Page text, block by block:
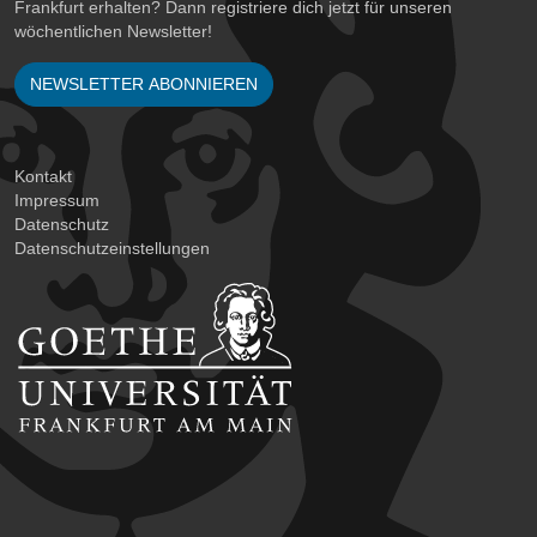
Frankfurt erhalten? Dann registriere dich jetzt für unseren
wöchentlichen Newsletter!
NEWSLETTER ABONNIEREN
Kontakt
Impressum
Datenschutz
Datenschutzeinstellungen